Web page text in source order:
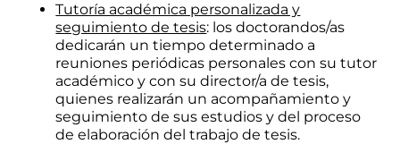
Tutoría académica personalizada y
seguimiento de tesis: los doctorandos/as
dedicarán un tiempo determinado a
reuniones periódicas personales con su tutor
académico y con su director/a de tesis,
quienes realizarán un acompañamiento y
seguimiento de sus estudios y del proceso
de elaboración del trabajo de tesis.